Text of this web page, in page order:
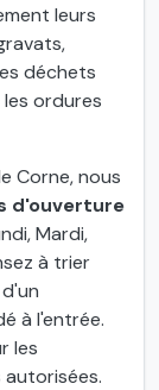
leurs
déchets
ordures
Corne, nous
d'ouverture
Mardi,
à trier
à l'entrée.
les